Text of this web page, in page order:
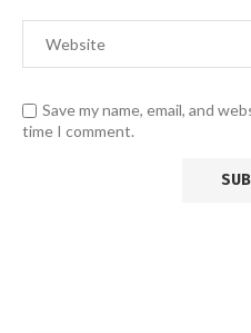
Save my name, email, and
time I comment.